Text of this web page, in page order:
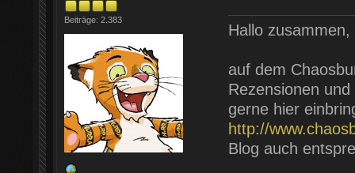
Beiträge: 2.383
Hallo zusammen,
auf dem
Rezensionen
gerne hier
http://
Blog auch